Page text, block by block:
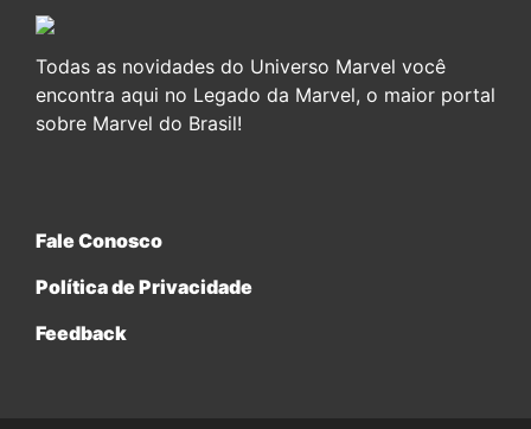
Todas as novidades do Universo Marvel você
encontra aqui no Legado da Marvel, o maior portal
sobre Marvel do Brasil!
Fale Conosco
Política de Privacidade
Feedback